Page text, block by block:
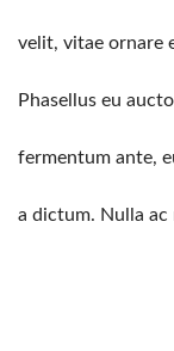
velit, vitae ornare
Phasellus eu
fermentum ante,
a dictum. Nulla ac